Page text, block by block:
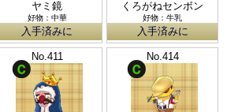
ヤミ鏡
好物：中華
入手済みに
くろがねセンボン
好物：牛乳
入手済みに
No.411 No.414